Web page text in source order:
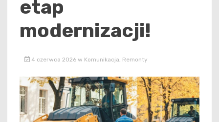
etap
modernizacji!
4 czerwca 2026 w Komunikacja Remonty